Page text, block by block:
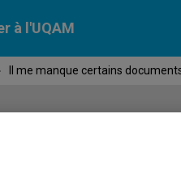
à l'UQAM
Il me manque certains